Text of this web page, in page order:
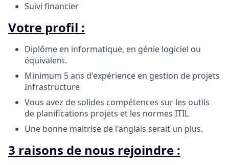
Suivi financier
Votre profil :
Diplôme en informatique, en génie logiciel ou
équivalent.
Minimum 5 ans d'expérience en gestion de projets
Infrastructure
Vous avez de solides compétences sur les outils
de planifications projets et les normes ITIL
Une bonne maitrise de l'anglais serait un plus.
3 raisons de nous rejoindre :